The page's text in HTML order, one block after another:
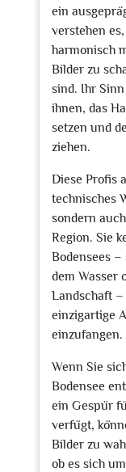
ein
verstehen
harmonisch
Bilder zu
sind. Ihr
ihnen, das
setzen und
ziehen.
Diese Profis
technisches
sondern
Region. Sie
Bodensees
dem Wasser
Landschaft –
einzigartige
einzufangen.
Wenn Sie
Bodensee
ein Gespür
verfügt,
Bilder zu
ob es sich